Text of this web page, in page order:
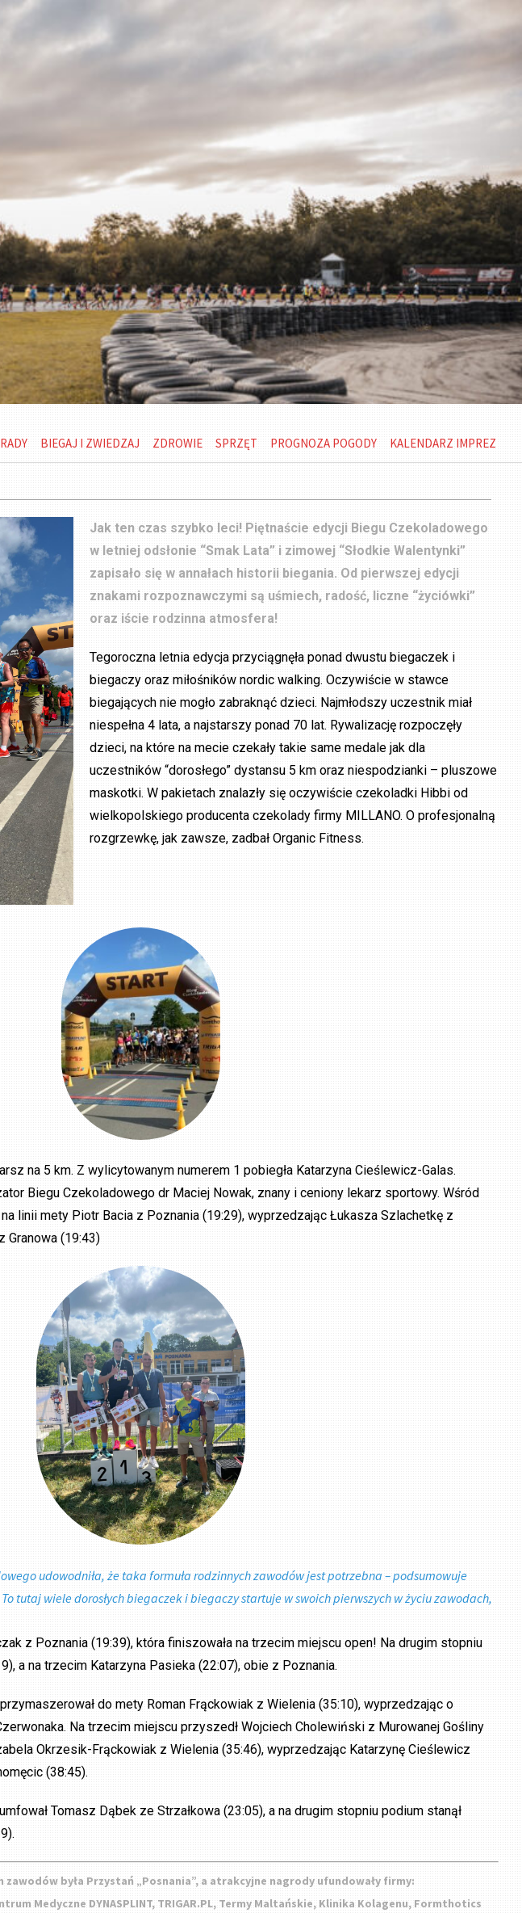
BIEGAJ I ZWIEDZAJ ZDROWIE SPRZĘT PROGNOZA POGODY KALENDARZ IMPREZ
Jak ten czas szybko leci! Piętnaście edycji Biegu Czekoladowego
w letniej odsłonie “Smak Lata” i zimowej “Słodkie Walentynki”
zapisało się w annałach historii biegania. Od pierwszej edycji
znakami rozpoznawczymi są uśmiech, radość, liczne “życiówki”
oraz iście rodzinna atmosfera!
Tegoroczna letnia edycja przyciągnęła ponad dwustu biegaczek i
biegaczy oraz miłośników nordic walking. Oczywiście w stawce
biegających nie mogło zabraknąć dzieci. Najmłodszy uczestnik miał
niespełna 4 lata, a najstarszy ponad 70 lat. Rywalizację rozpoczęły
dzieci, na które na mecie czekały takie same medale jak dla
uczestników “dorosłego” dystansu 5 km oraz niespodzianki – pluszowe
maskotki. W pakietach znalazły się oczywiście czekoladki Hibbi od
wielkopolskiego producenta czekolady firmy MILLANO. O profesjonalną
rozgrzewkę, jak zawsze, zadbał Organic Fitness.
na 5 km. Z wylicytowanym numerem 1 pobiegła Katarzyna Cieślewicz-Galas.
Biegu Czekoladowego dr Maciej Nowak, znany i ceniony lekarz sportowy. Wśród
linii mety Piotr Bacia z Poznania (19:29), wyprzedzając Łukasza Szlachetkę z
Granowa (19:43)
udowodniła, że taka formuła rodzinnych zawodów jest potrzebna – podsumowuje
tutaj wiele dorosłych biegaczek i biegaczy startuje w swoich pierwszych w życiu zawodach,
z Poznania (19:39), która finiszowała na trzecim miejscu open! Na drugim stopniu
a na trzecim Katarzyna Pasieka (22:07), obie z Poznania.
do mety Roman Frąckowiak z Wielenia (35:10), wyprzedzając o
Na trzecim miejscu przyszedł Wojciech Cholewiński z Murowanej Gośliny
Okrzesik-Frąckowiak z Wielenia (35:46), wyprzedzając Katarzynę Cieślewicz
(38:45).
Tomasz Dąbek ze Strzałkowa (23:05), a na drugim stopniu podium stanął
była Przystań „Posnania”, a atrakcyjne nagrody ufundowały firmy:
Medyczne DYNASPLINT, TRIGAR.PL, Termy Maltańskie, Klinika Kolagenu, Formthotics